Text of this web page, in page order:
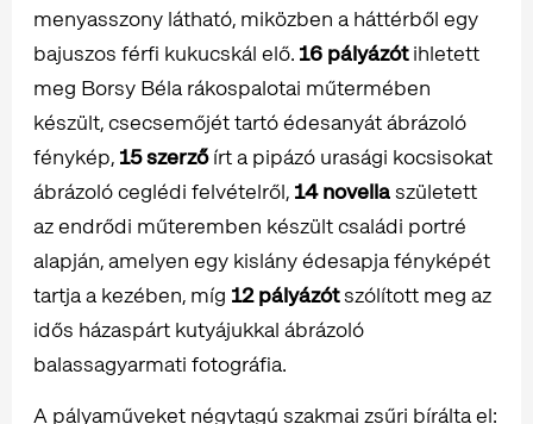
menyasszony látható, miközben a háttérből egy
bajuszos férfi kukucskál elő. 16 pályázótihletett
meg Borsy Béla rákospalotai műtermében
készült, csecsemőjét tartó édesanyát ábrázoló
fénykép, 15 szerzőírt a pipázó urasági kocsisokat
ábrázoló ceglédi felvételről, 14 novellaszületett
az endrődi műteremben készült családi portré
alapján, amelyen egy kislány édesapja fényképét
tartja a kezében, míg 12 pályázótszólított meg az
idős házaspárt kutyájukkal ábrázoló
balassagyarmati fotográfia.
A pályaműveket négytagú szakmai zsűri bírálta el: